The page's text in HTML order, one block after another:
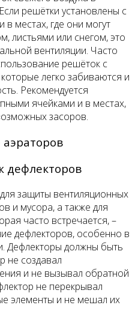
решётки установлены с
в местах, где они могут
листьями или снегом, это
вентиляции. Часто
решёток с
легко забиваются и
Рекомендуется
ячейками и в местах,
засоров.
дефлекторов
защиты вентиляционных
и мусора, а также для
часто встречается, –
дефлекторов, особенно в
Дефлекторы должны быть
не создавал
и не вызывал обратной
не перекрывал
элементы и не мешал их